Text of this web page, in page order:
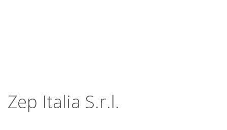
Zep Italia S.r.l.